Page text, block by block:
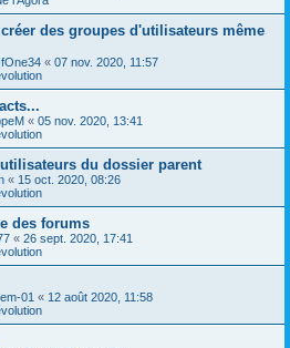
des groupes d'utilisateurs même
« 07 nov. 2020, 11:57
« 05 nov. 2020, 13:41
du dossier parent
« 15 oct. 2020, 08:26
des forums
« 26 sept. 2020, 17:41
01 « 12 août 2020, 11:58